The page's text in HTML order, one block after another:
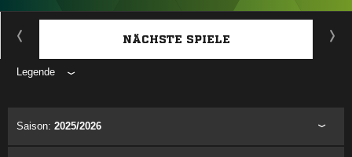
ANZEIGE
NÄCHSTE SPIELE
Legende
Saison: 2025/2026